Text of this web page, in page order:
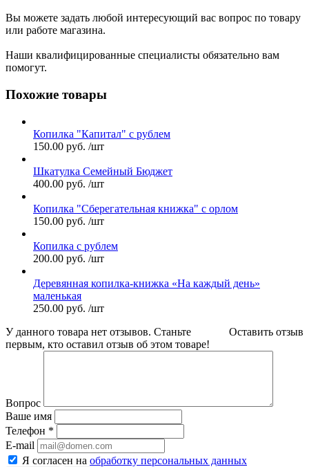
Вы можете задать любой интересующий вас вопрос по товару
или работе магазина.
Наши квалифицированные специалисты обязательно вам
помогут.
Похожие товары
Копилка "Капитал" с рублем
150.00 руб. /шт
Шкатулка Семейный Бюджет
400.00 руб. /шт
Копилка "Сберегательная книжка" с орлом
150.00 руб. /шт
Копилка с рублем
200.00 руб. /шт
Деревянная копилка-книжка «На каждый день»
маленькая
250.00 руб. /шт
Оставить отзыв
У данного товара нет отзывов. Станьте
первым, кто оставил отзыв об этом товаре!
Вопрос
Ваше имя
Телефон *
E-mail
Я согласен на обработку персональных данных